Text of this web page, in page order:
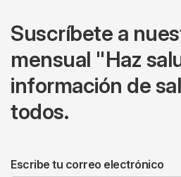
Suscríbete a
mensual "Haz
información de
todos.
Escribe tu correo electrónico